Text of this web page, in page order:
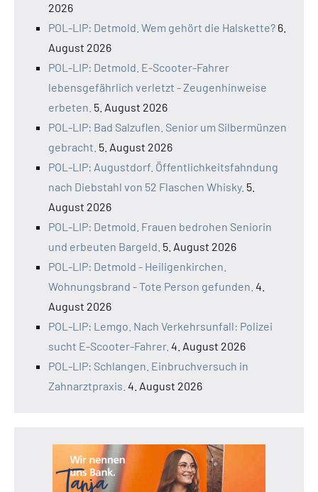
2026
POL-LIP: Detmold. Wem gehört die Halskette? 6.
August 2026
POL-LIP: Detmold. E-Scooter-Fahrer
lebensgefährlich verletzt - Zeugenhinweise
erbeten. 5. August 2026
POL-LIP: Bad Salzuflen. Senior um Silbermünzen
gebracht. 5. August 2026
POL-LIP: Augustdorf. Öffentlichkeitsfahndung
nach Diebstahl von 52 Flaschen Whisky. 5.
August 2026
POL-LIP: Detmold. Frauen bedrohen Seniorin
und erbeuten Bargeld. 5. August 2026
POL-LIP: Detmold - Heiligenkirchen.
Wohnungsbrand - Tote Person gefunden. 4.
August 2026
POL-LIP: Lemgo. Nach Verkehrsunfall: Polizei
sucht E-Scooter-Fahrer. 4. August 2026
POL-LIP: Schlangen. Einbruchversuch in
Zahnarztpraxis. 4. August 2026